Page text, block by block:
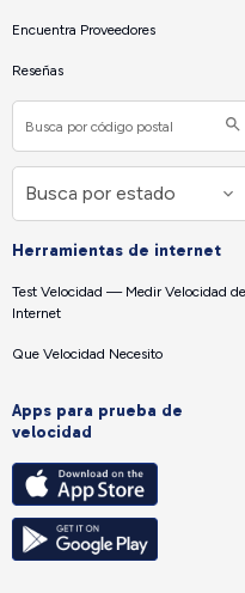
Encuentra Proveedores
Reseñas
Herramientas de internet
Test Velocidad — Medir Velocidad de
Internet
Que Velocidad Necesito
Apps para prueba de
velocidad